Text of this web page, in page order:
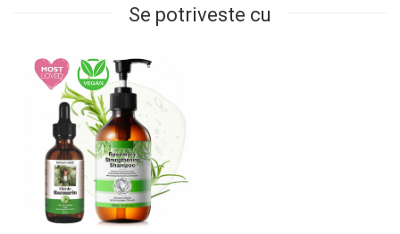
Se potriveste cu